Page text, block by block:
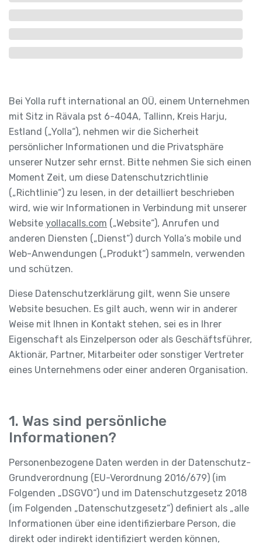
Bei Yolla ruft international an OÜ, einem Unternehmen
mit Sitz in Rävala pst 6-404A, Tallinn, Kreis Harju,
Estland („Yolla“), nehmen wir die Sicherheit
persönlicher Informationen und die Privatsphäre
unserer Nutzer sehr ernst. Bitte nehmen Sie sich einen
Moment Zeit, um diese Datenschutzrichtlinie
(„Richtlinie“) zu lesen, in der detailliert beschrieben
wird, wie wir Informationen in Verbindung mit unserer
Website yollacalls.com („Website“), Anrufen und
anderen Diensten („Dienst“) durch Yolla’s mobile und
Web-Anwendungen („Produkt“) sammeln, verwenden
und schützen.
Diese Datenschutzerklärung gilt, wenn Sie unsere
Website besuchen. Es gilt auch, wenn wir in anderer
Weise mit Ihnen in Kontakt stehen, sei es in Ihrer
Eigenschaft als Einzelperson oder als Geschäftsführer,
Aktionär, Partner, Mitarbeiter oder sonstiger Vertreter
eines Unternehmens oder einer anderen Organisation.
1. Was sind persönliche
Informationen?
Personenbezogene Daten werden in der Datenschutz-
Grundverordnung (EU-Verordnung 2016/679) (im
Folgenden „DSGVO“) und im Datenschutzgesetz 2018
(im Folgenden „Datenschutzgesetz“) definiert als „alle
Informationen über eine identifizierbare Person, die
direkt oder indirekt identifiziert werden können,